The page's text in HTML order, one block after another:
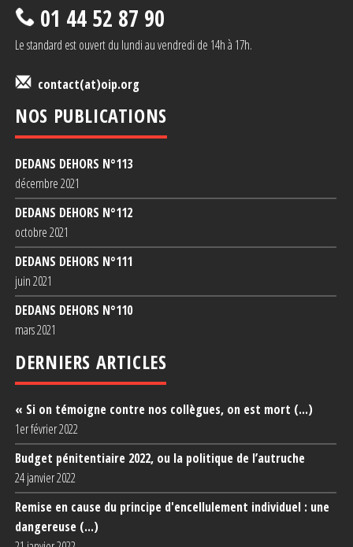
01 44 52 87 90
Le standard est ouvert du lundi au vendredi de 14h à 17h.
contact(at)oip.org
NOS PUBLICATIONS
DEDANS DEHORS N°113
décembre 2021
DEDANS DEHORS N°112
octobre 2021
DEDANS DEHORS N°111
juin 2021
DEDANS DEHORS N°110
mars 2021
DERNIERS ARTICLES
« Si on témoigne contre nos collègues, on est mort (...)
1er février 2022
Budget pénitentiaire 2022, ou la politique de l’autruche
24 janvier 2022
Remise en cause du principe d'encellulement individuel : une
dangereuse (...)